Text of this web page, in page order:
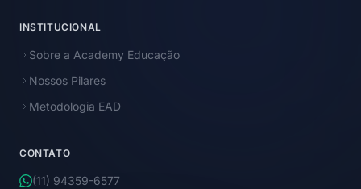
INSTITUCIONAL
Sobre a Academy Educação
Nossos Pilares
Metodologia EAD
CONTATO
(11) 94359-6577